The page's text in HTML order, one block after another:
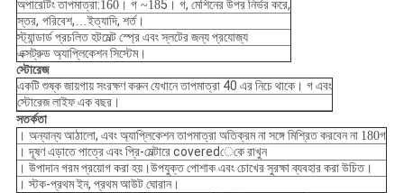
অপারেটিং তাপমাত্রা:160। গ ~185 । গ, মেশিনের উপর নির্ভর করে,
স্তর, পরিবেশ,…ইত্যাদি, শর্ত।
স্ট্যান্ডার্ড প্রচলিত হটমেল্ট স্প্রে এবং স্লটের জন্য প্রযোজ্য
এক্সট্রুড অ্যাপ্লিকেশন সিস্টেম।
স্টোরেজ
একটি শুষ্ক জায়গায় সংরক্ষণ করুন যেখানে তাপমাত্রা 40 এর নিচে থাকে। গএবং
স্টোরেজ লাইফ এক বছর।
সতর্কতা
। অন্যান্য আঠালো, এবং অ্যাপ্লিকেশন তাপমাত্রা অতিক্রম না সঙ্গে মিশ্রিত করবেন না 180গ
।দূষণ এড়াতে পাত্রে এবং প্রি-মেল্টারে coveredেকে রাখুন
। উপাদান গরম প্রয়োগ করা হয়।উপযুক্ত পোশাক এবং চোখের সুরক্ষা ব্যবহার করা উচিত।
।স্টক-প্রথম ইন, প্রথম আউট ঘোরান।